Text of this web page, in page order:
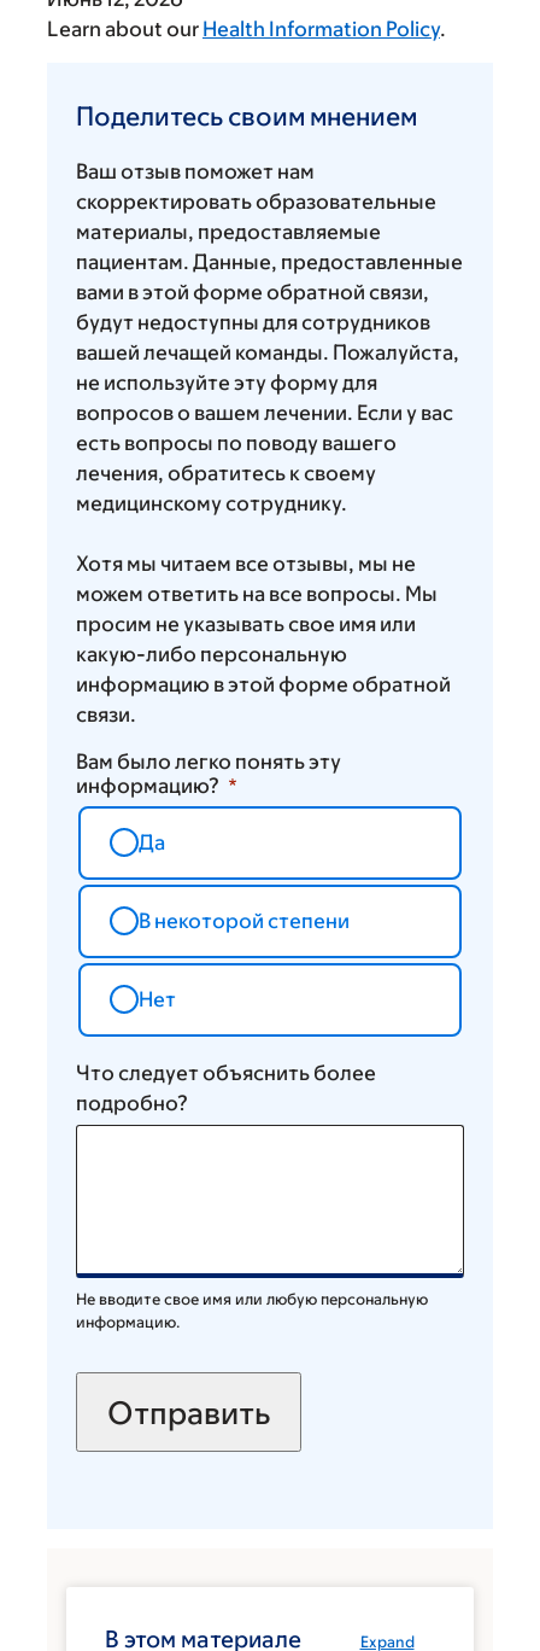
Learn about our Health Information Policy.
своим
Поделитесь своим мнением
Ваш отзыв поможет нам
скорректировать образовательные
материалы, предоставляемые
пациентам. Данные, предоставленные
вами в этой форме обратной связи,
будут недоступны для сотрудников
вашей лечащей команды. Пожалуйста,
не используйте эту форму для
вопросов о вашем лечении. Если у вас
есть вопросы по поводу вашего
лечения, обратитесь к своему
медицинскому сотруднику.
Хотя мы читаем все отзывы, мы не
можем ответить на все вопросы. Мы
просим не указывать свое имя или
какую-либо персональную
информацию в этой форме обратной
связи.
Вам было легко понять эту
информацию?
Да
В некоторой степени
Нет
Что следует объяснить более
подробно?
Не вводите свое имя или любую персональную
информацию.
Expand
В этом материале